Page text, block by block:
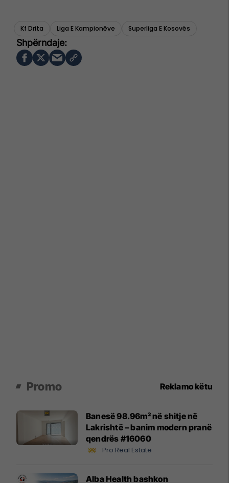
Kf Drita Liga E Kampionëve Superliga E Kosovës
Promo Reklamo këtu
Banesë 98.96m² në shitje në
Lakrishtë – banim modern pranë
qendrës #16060
Pro Real Estate
Alba Health bashkon